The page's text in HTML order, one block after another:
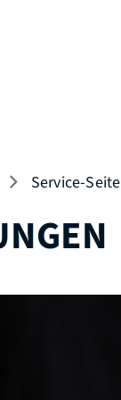
Service-Seite